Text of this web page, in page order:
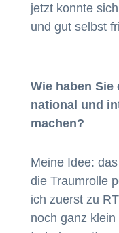
jetzt konnte
und gut selbst
Wie haben
national und
machen?
Meine Idee:
die Traumrolle
ich zuerst zu
noch ganz